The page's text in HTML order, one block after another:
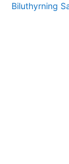
Biluthyrning